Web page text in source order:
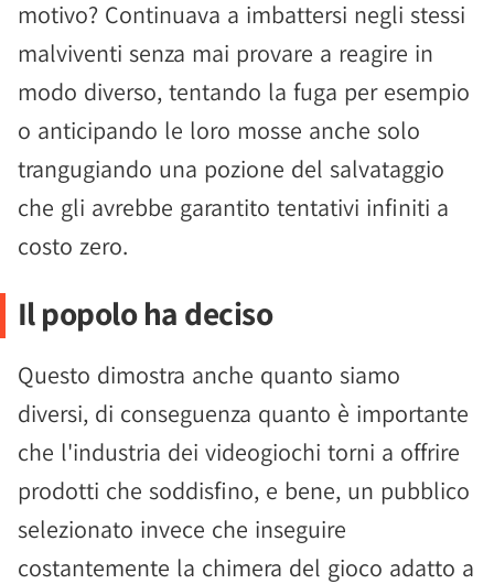
motivo? Continuava a imbattersi negli stessi
malviventi senza mai provare a reagire in
modo diverso, tentando la fuga per esempio
o anticipando le loro mosse anche solo
trangugiando una pozione del salvataggio
che gli avrebbe garantito tentativi infiniti a
costo zero.
Il popolo ha deciso
Questo dimostra anche quanto siamo
diversi, di conseguenza quanto è importante
che l'industria dei videogiochi torni a offrire
prodotti che soddisfino, e bene, un pubblico
selezionato invece che inseguire
costantemente la chimera del gioco adatto a